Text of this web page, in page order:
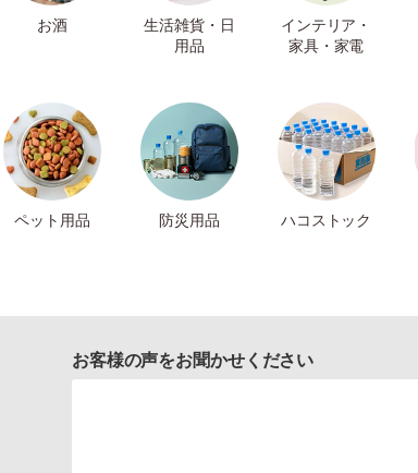
お酒
生活雑貨・日
用品
インテリア・
家具・家電
ペット用品 防災用品 ハコストック
お客様の声をお聞かせください